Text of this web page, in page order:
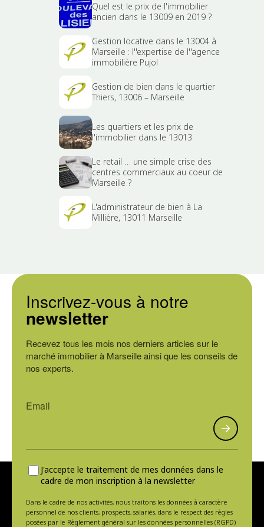
Quel est le prix de l'immobilier
ancien dans le 13009 en 2019 ?
Gestion locative dans le 13004 à
Marseille : l''expertise de l''agence
immobilière Pujol
Gestion de bien dans le quartier
Thiers, 13006 – Marseille
Les quartiers et les prix de
l'immobilier dans le 13013
Le retail … une simple crise des
centres commerciaux au coeur de
Marseille ?
L'administrateur de bien à La
Millière, 13011 Marseille
Inscrivez-vous à notre
newsletter
Recevez tous les mois nos derniers articles sur le
marché immobilier à Marseille ainsi que les conseils de
nos experts.
J'accepte le traitement de mes données dans le
cadre de mon inscription à la newsletter
Dans le cadre de nos activités, nous traitons les données à caractère
personnel de nos clients, prospects, salariés, dans le respect des règles
posées par le Règlement général sur les données personnelles (RGPD)